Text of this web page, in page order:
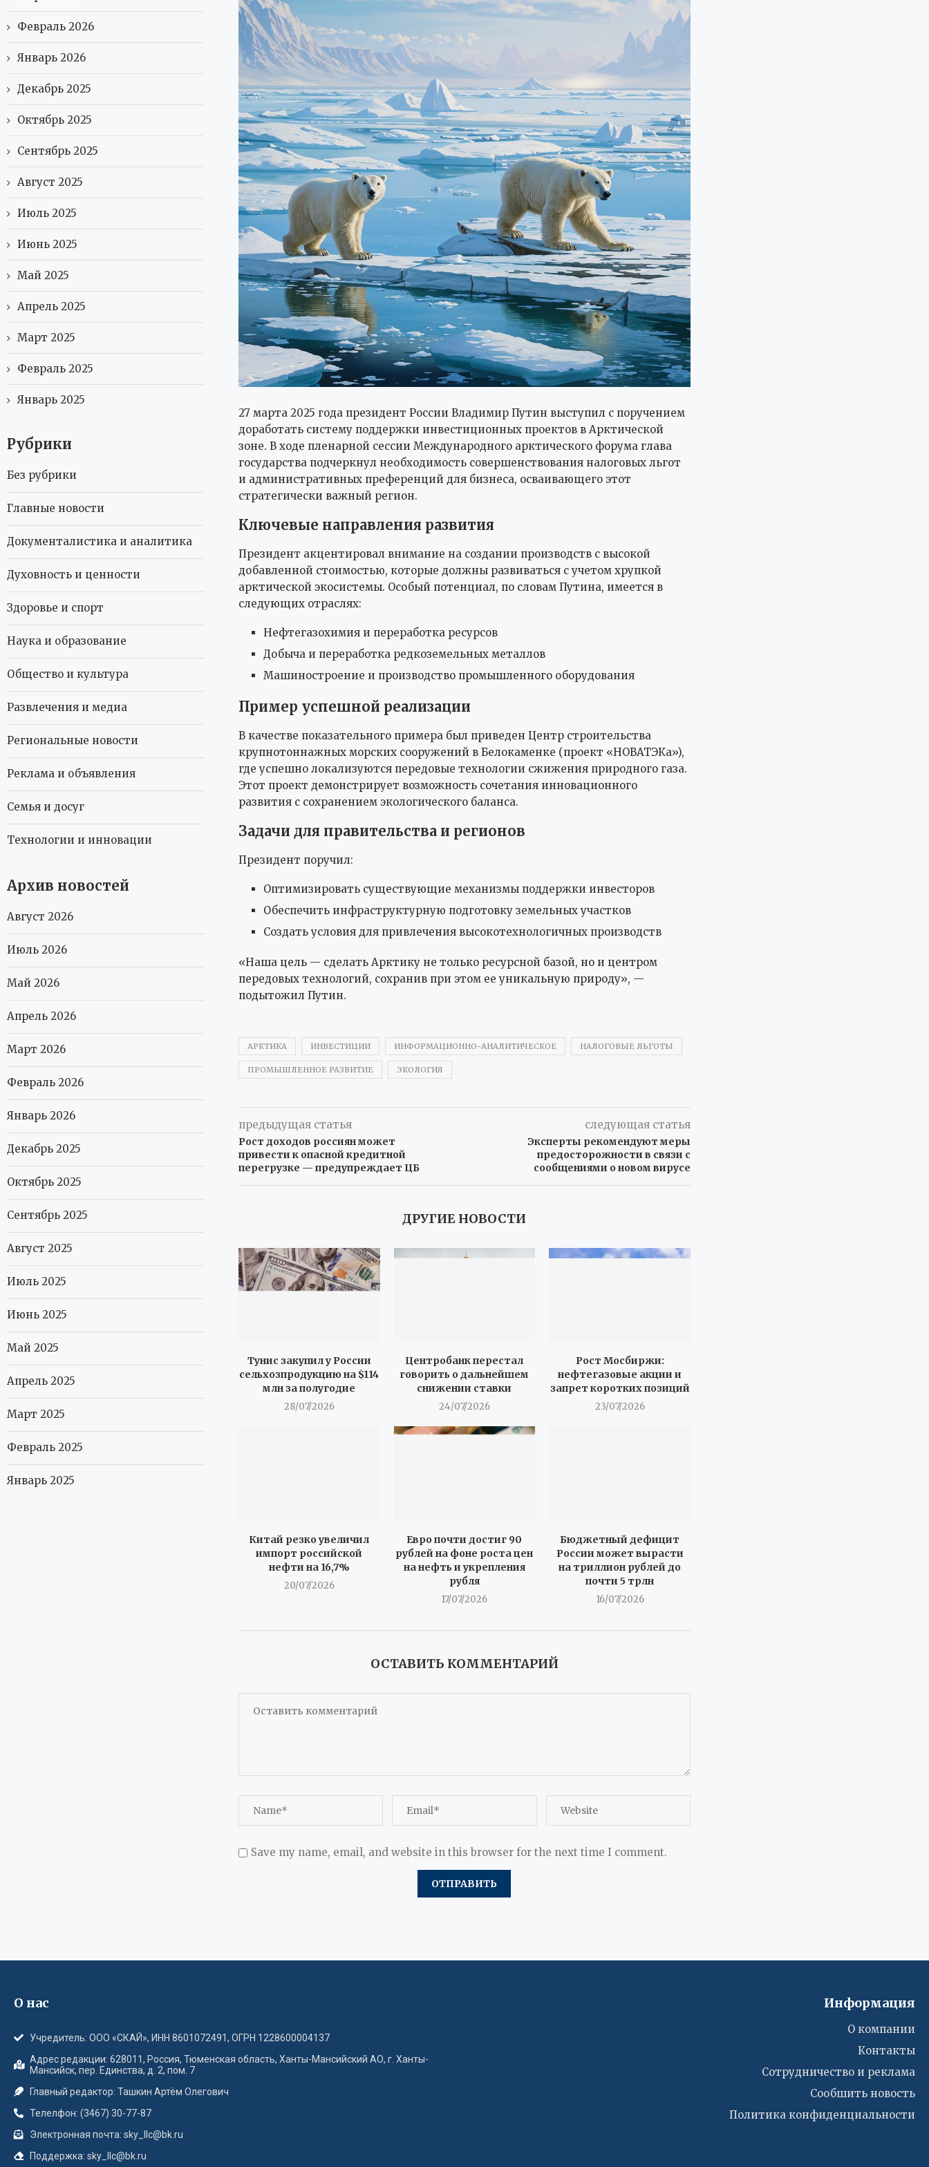
27 марта 2025 года президент России Владимир Путин выступил с поручением
доработать систему поддержки инвестиционных проектов в Арктической
зоне. В ходе пленарной сессии Международного арктического форума глава
государства подчеркнул необходимость совершенствования налоговых льгот
и административных преференций для бизнеса, осваивающего этот
стратегически важный регион.
Ключевые направления развития
Президент акцентировал внимание на создании производств с высокой
добавленной стоимостью, которые должны развиваться с учетом хрупкой
арктической экосистемы. Особый потенциал, по словам Путина, имеется в
следующих отраслях:
Нефтегазохимия и переработка ресурсов
Добыча и переработка редкоземельных металлов
Машиностроение и производство промышленного оборудования
Пример успешной реализации
В качестве показательного примера был приведен Центр строительства
крупнотоннажных морских сооружений в Белокаменке (проект «НОВАТЭКа»),
где успешно локализуются передовые технологии сжижения природного газа.
Этот проект демонстрирует возможность сочетания инновационного
развития с сохранением экологического баланса.
Задачи для правительства и регионов
Президент поручил:
Оптимизировать существующие механизмы поддержки инвесторов
Обеспечить инфраструктурную подготовку земельных участков
Создать условия для привлечения высокотехнологичных производств
«Наша цель — сделать Арктику не только ресурсной базой, но и центром
передовых технологий, сохранив при этом ее уникальную природу», —
подытожил Путин.
АРКТИКА ИНВЕСТИЦИИ ИНФОРМАЦИОННО-АНАЛИТИЧЕСКОЕ НАЛОГОВЫЕ ЛЬГОТЫ
ПРОМЫШЛЕННОЕ РАЗВИТИЕ ЭКОЛОГИЯ
предыдущая статья
Рост доходов россиян может
привести к опасной кредитной
перегрузке — предупреждает ЦБ
следующая статья
Эксперты рекомендуют меры
предосторожности в связи с
сообщениями о новом вирусе
ДРУГИЕ НОВОСТИ
Тунис закупил у России
сельхозпродукцию на $114
млн за полугодие
28/07/2026
Центробанк перестал
говорить о дальнейшем
снижении ставки
24/07/2026
Рост Мосбиржи:
нефтегазовые акции и
запрет коротких позиций
23/07/2026
Китай резко увеличил
импорт российской
нефти на 16,7%
20/07/2026
Евро почти достиг 90
рублей на фоне роста цен
на нефть и укрепления
рубля
17/07/2026
Бюджетный дефицит
России может вырасти
на триллион рублей до
почти 5 трлн
16/07/2026
ОСТАВИТЬ КОММЕНТАРИЙ
Save my name, email, and website in this browser for the next time I comment.
Февраль 2026
Январь 2026
Декабрь 2025
Октябрь 2025
Сентябрь 2025
Август 2025
Июль 2025
Июнь 2025
Май 2025
Апрель 2025
Март 2025
Февраль 2025
Январь 2025
Рубрики
Без рубрики
Главные новости
Документалистика и аналитика
Духовность и ценности
Здоровье и спорт
Наука и образование
Общество и культура
Развлечения и медиа
Региональные новости
Реклама и объявления
Семья и досуг
Технологии и инновации
Архив новостей
Август 2026
Июль 2026
Май 2026
Апрель 2026
Март 2026
Февраль 2026
Январь 2026
Декабрь 2025
Октябрь 2025
Сентябрь 2025
Август 2025
Июль 2025
Июнь 2025
Май 2025
Апрель 2025
Март 2025
Февраль 2025
Январь 2025
О нас
Учредитель: ООО «СКАЙ», ИНН 8601072491, ОГРН 1228600004137
Адрес редакции: 628011, Россия, Тюменская область, Ханты-Мансийский АО, г. Ханты-
Мансийск, пер. Единства, д. 2, пом. 7
Главный редактор: Ташкин Артём Олегович
Телелфон: (3467) 30-77-87
Электронная почта: sky_llc@bk.ru
Поддержка: sky_llc@bk.ru
Информация
О компании
Контакты
Сотрудничество и реклама
Сообшить новость
Политика конфиденциальности